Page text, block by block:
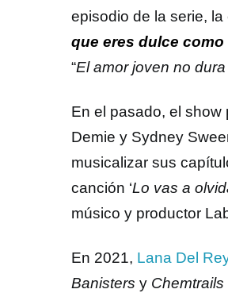
episodio de la serie,
que eres dulce como
“El amor joven no
En el pasado, el show
Demie y Sydney
musicalizar sus
canción ‘Lo vas a
músico y productor
En 2021, Lana Del
Banisters y